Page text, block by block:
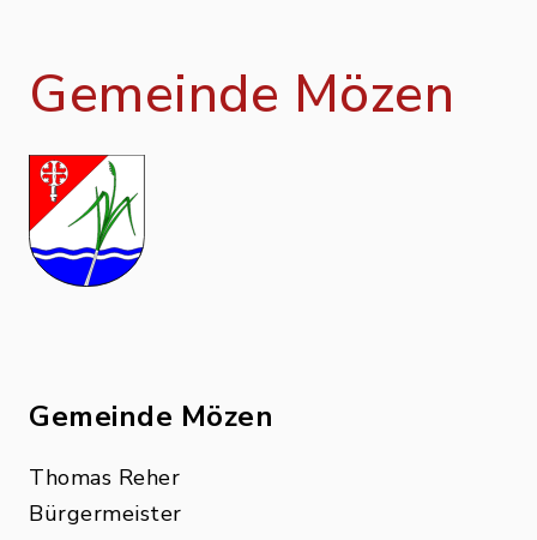
Gemeinde Mözen
Gemeinde Mözen
Thomas Reher
Bürgermeister